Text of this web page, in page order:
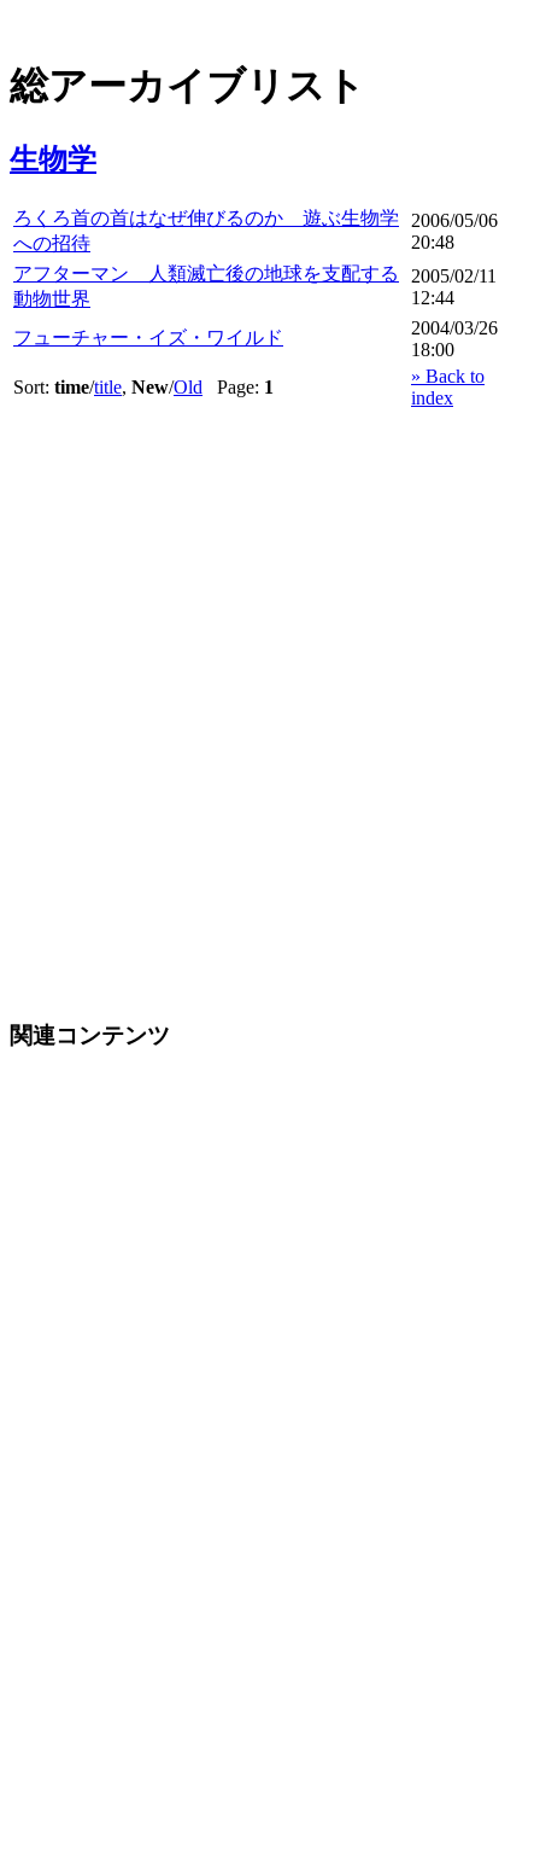
総アーカイブリスト
生物学
ろくろ首の首はなぜ伸びるのか 遊ぶ生物学
への招待
2006/05/06
20:48
アフターマン 人類滅亡後の地球を支配する
動物世界
2005/02/11
12:44
フューチャー・イズ・ワイルド
2004/03/26
18:00
Sort: time/title, New/Old Page: 1
» Back to
index
関連コンテンツ